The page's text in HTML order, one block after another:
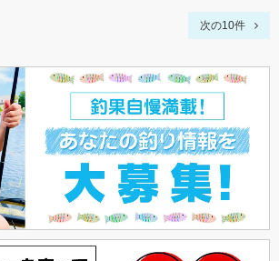
次の10件